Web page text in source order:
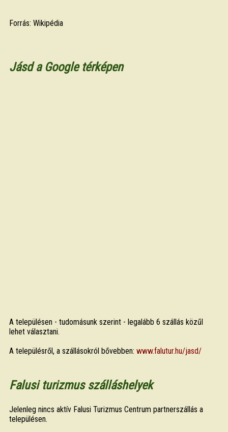
Forrás: Wikipédia
Jásd a Google térképen
A településen - tudomásunk szerint - legalább 6 szállás közűl
lehet választani.
A településről, a szállásokról bővebben: www.falutur.hu/jasd/
Falusi turizmus szálláshelyek
Jelenleg nincs aktív Falusi Turizmus Centrum partnerszállás a
településen.